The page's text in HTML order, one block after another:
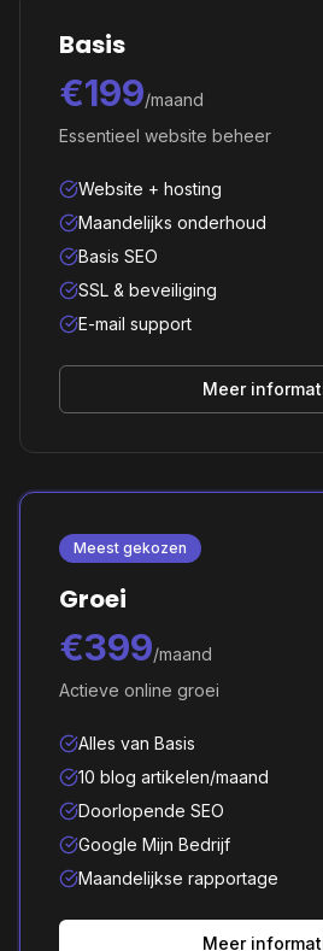
Basis
€199/maand
Essentieel website beheer
Website + hosting
Maandelijks onderhoud
Basis SEO
SSL & beveiliging
E-mail support
Meer
Meest gekozen
Groei
€399/maand
Actieve online groei
Alles van Basis
10 blog artikelen/maand
Doorlopende SEO
Google Mijn Bedrijf
Maandelijkse rapportage
Meer